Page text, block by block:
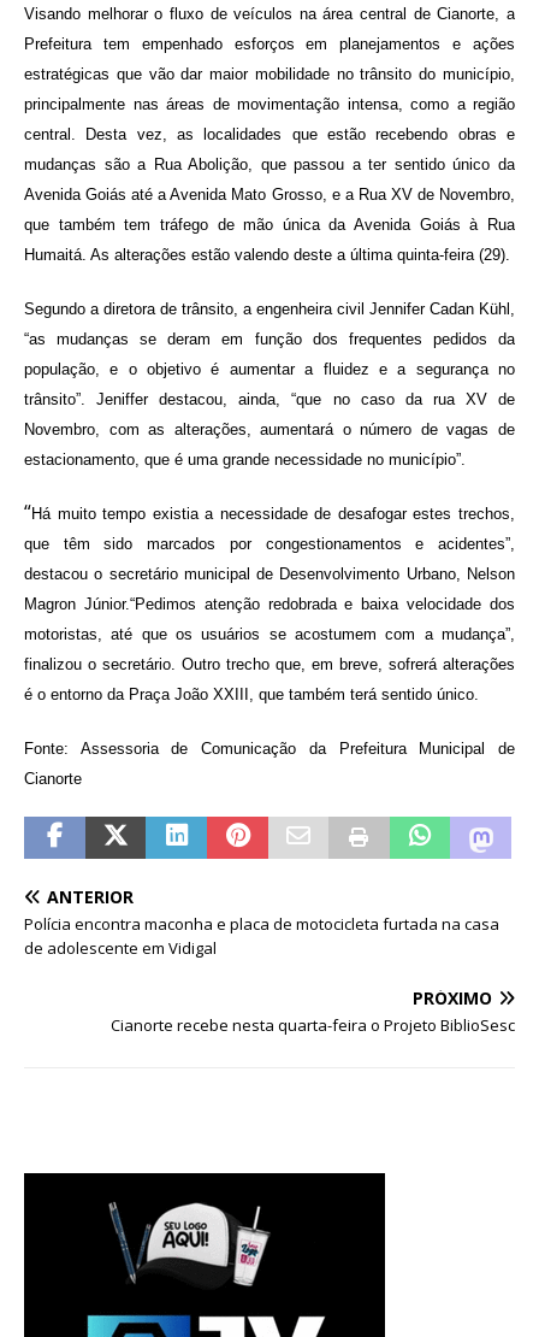
Visando melhorar o fluxo de veículos na área central de Cianorte, a
Prefeitura tem empenhado esforços em planejamentos e ações
estratégicas que vão dar maior mobilidade no trânsito do município,
principalmente nas áreas de movimentação intensa, como a região
central. Desta vez, as localidades que estão recebendo obras e
mudanças são a Rua Abolição, que passou a ter sentido único da
Avenida Goiás até a Avenida Mato Grosso, e a Rua XV de Novembro,
que também tem tráfego de mão única da Avenida Goiás à Rua
Humaitá. As alterações estão valendo deste a última quinta-feira (29).
Segundo a diretora de trânsito, a engenheira civil Jennifer Cadan Kühl,
“as mudanças se deram em função dos frequentes pedidos da
população, e o objetivo é aumentar a fluidez e a segurança no
trânsito”. Jeniffer destacou, ainda, “que no caso da rua XV de
Novembro, com as alterações, aumentará o número de vagas de
estacionamento, que é uma grande necessidade no município”.
“Há muito tempo existia a necessidade de desafogar estes trechos,
que têm sido marcados por congestionamentos e acidentes”,
destacou o secretário municipal de Desenvolvimento Urbano, Nelson
Magron Júnior.“Pedimos atenção redobrada e baixa velocidade dos
motoristas, até que os usuários se acostumem com a mudança”,
finalizou o secretário. Outro trecho que, em breve, sofrerá alterações
é o entorno da Praça João XXIII, que também terá sentido único.
Fonte: Assessoria de Comunicação da Prefeitura Municipal de
Cianorte
ANTERIOR
Polícia encontra maconha e placa de motocicleta furtada na casa
de adolescente em Vidigal
PRÓXIMO
Cianorte recebe nesta quarta-feira o Projeto BiblioSesc